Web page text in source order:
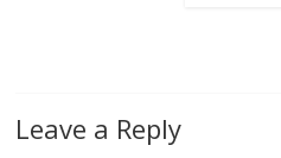
Leave a Reply